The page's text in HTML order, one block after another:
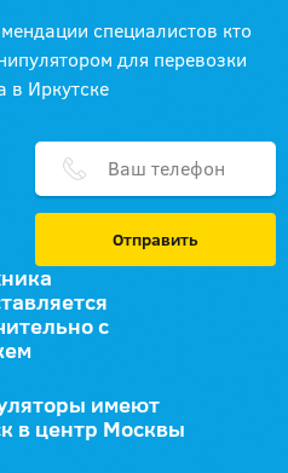
специалистов кто
для перевозки
в Иркутске
Отправить
с
имеют
в центр Москвы